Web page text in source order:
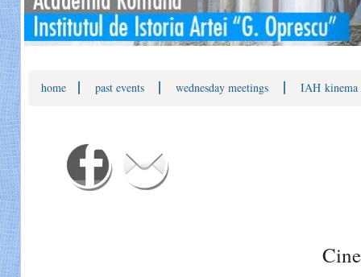
home | past events | wednesday meetings | IAH kinema